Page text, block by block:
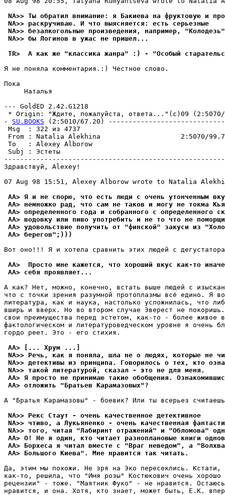
NA>> Ты обратил внимание: я Бакиева на фруктовую и
NA>> раскручиваю. И что выясняется: есть серьезные
NA>> безалкогольные произведения, например,
NA>> бы Логинов в ужас не пришел...
TR>  А как же "классика жанра" :) - "Особый
Я не поняла комментария.:) Честное слово.
Пока
     Hаталья
--- GoldED 2.42.G1218
* Origin: "Ждите, пожалуйста, ответа..."(с)09
- SU.BOOKS (2:5010/67.20)
Msg  : 322
From : Natalia Alekhina                    2:5070/99.7
To   : Alexey Alborow
Subj :
Здравствуй, Alexey!
07 Aug 98 15:51, Alexey Alborow wrote to Natalia
AA> Я и не спорю, что есть люди с очень утонченным
AA> немножко рад, что сам не таков и могу не токма
AA> определенного года и собранного с определенного
AA> водовку или пиво употребить и не то что не
AA> удовольствие получить от "финской" закуси из
AA> берегов";)))
Вот оно!!! Я и хотела сравнить этих людей с
AA>  Просто мне кажется, что хороший вкус как-то иначе
AA> себя проявляет...
А как? Нет, можно, конечно, встать выше людей с
что с точки зрения разумной протоплазмы всё едино. Я
литература, как и наука, настолько усложнилась, что
вширь и вверх. Но во втором случае Эверест не
свои преимущества перед эстетом, как-то - более живое
фактологическом и литературоведческом уровне я
гордо реет. Это - его стихия.
AA> [... Хрум ...]
NA>> Речь, как я поняла, шла не о людях, которые не
NA>> детективы из принципа. Говорилось о тех, кто
NA>> такой литературой, сказал - это не для меня.
AA> Я просто не принимаю такие обобщения.
AA> отложить "Братьев Карамазовых"?
А "Братья Карамазовы" - боевик? Или ты всерьез
NA>> Рекс Стаут - очень качественное детективное
NA>> чтиво, а Лукьяненко - очень качественная
NA>> того, читая "Лабиринт отражений" и "Обломова"
AA> О! Не я один, кто читает разноплановые книги
AA> Борхеса я читал вместе с "Враг неведом", а
AA> Большого Киева". Мне нравится так читать.
Да, этим мы похожи. Не зря на Эко пересеклись. Кстати,
как-то, решила, что "Имя розы" Костюкович очень хорошо
рецензии" - тоже. "Маятник Фуко" - не нравится.
нравится, и она. Хотя, кто знает, может быть, Е.К.